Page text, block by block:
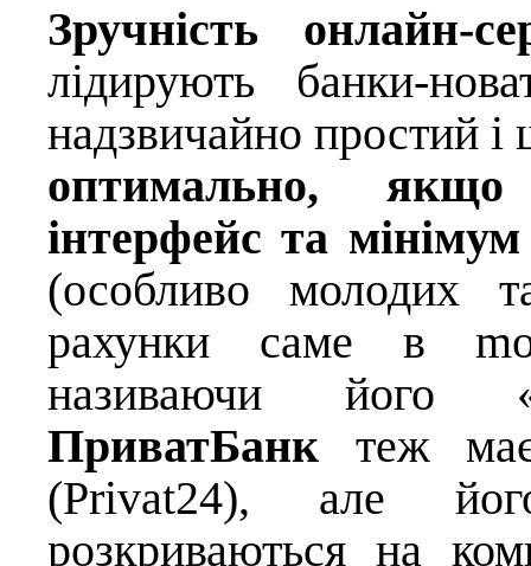
Зручність онлайн-
лідирують банки-
надзвичайно простий
оптимально,
інтерфейс та
(особливо молодих
рахунки саме в
називаючи його
ПриватБанк теж має
(Privat24), але
розкриваються на